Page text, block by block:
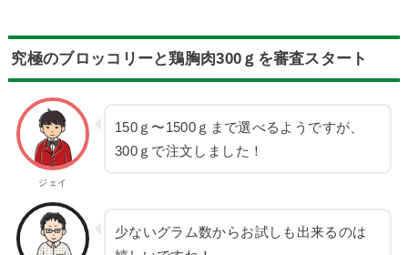
究極のブロッコリーと鶏胸肉300ｇを審査スタート
ジェイ
150ｇ〜1500ｇまで選べるようですが、
300ｇで注文しました！
少ないグラム数からお試しも出来るのは